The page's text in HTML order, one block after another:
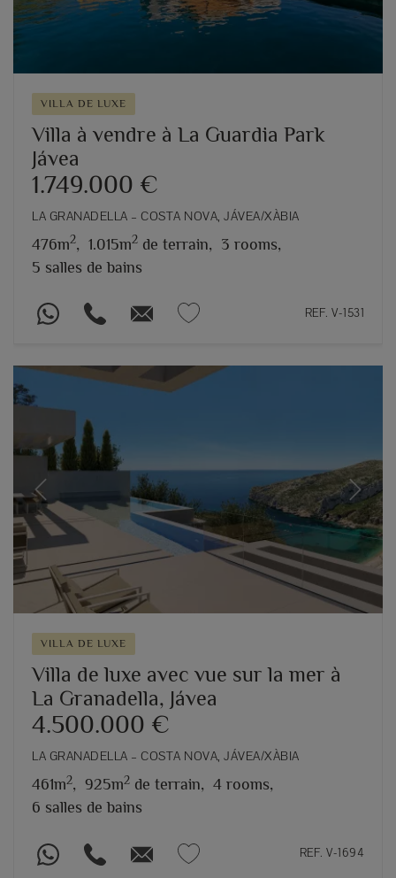
VILLA DE LUXE
Villa à vendre à La Guardia Park
Jávea
1.749.000 €
LA GRANADELLA – COSTA NOVA, JÁVEA/XÀBIA
476m2, 1.015m2 de terrain, 3 rooms,
5 salles de bains
REF. V-1531
Previous Next
VILLA DE LUXE
Villa de luxe avec vue sur la mer à
La Granadella, Jávea
4.500.000 €
LA GRANADELLA – COSTA NOVA, JÁVEA/XÀBIA
461m2, 925m2 de terrain, 4 rooms,
6 salles de bains
REF. V-1694